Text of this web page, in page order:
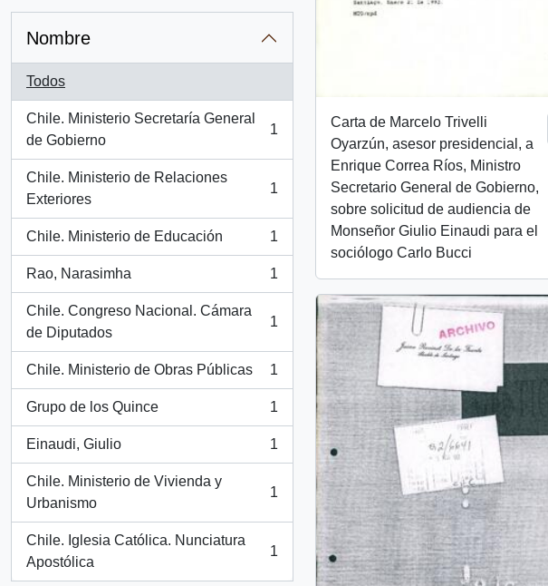
Nombre
Todos
Chile. Ministerio Secretaría General
de Gobierno
, 1 resultados
1
Chile. Ministerio de Relaciones
Exteriores
, 1 resultados
1
Chile. Ministerio de Educación
, 1 resultados
1
Rao, Narasimha
, 1 resultados
1
Chile. Congreso Nacional. Cámara
de Diputados
, 1 resultados
1
Chile. Ministerio de Obras Públicas
, 1 resultados
1
Grupo de los Quince
, 1 resultados
1
Einaudi, Giulio
, 1 resultados
1
Chile. Ministerio de Vivienda y
Urbanismo
, 1 resultados
1
Chile. Iglesia Católica. Nunciatura
Apostólica
, 1 resultados
1
Carta de Marcelo Trivelli
Oyarzún, asesor presidencial, a
Enrique Correa Ríos, Ministro
Secretario General de Gobierno,
sobre solicitud de audiencia de
Monseñor Giulio Einaudi para el
sociólogo Carlo Bucci